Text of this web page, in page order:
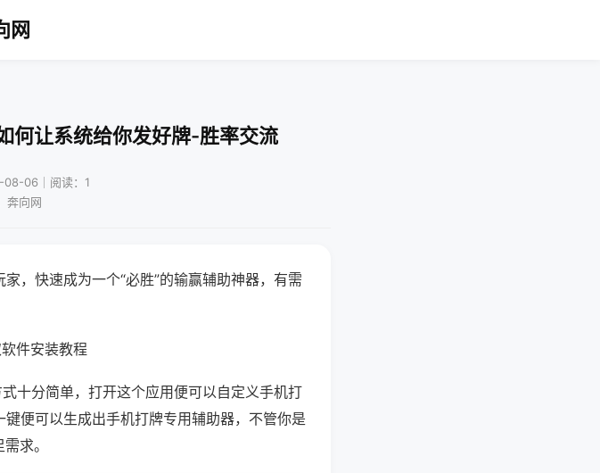
网
何让系统给你发好牌-胜率交流
06｜阅读：1
奔向网
，快速成为一个“必胜”的输赢辅助神器，有需
件安装教程
十分简单，打开这个应用便可以自定义手机打
便可以生成出手机打牌专用辅助器，不管你是
求。